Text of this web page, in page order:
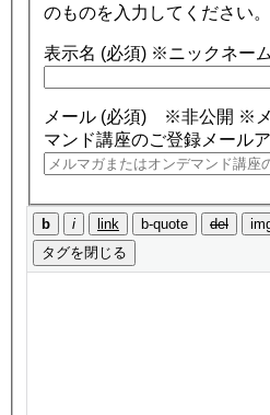
のものを入力してください。
表示名 (必須) ※ニックネー
メール (必須) ※非公開 ※
マンド講座のご登録メール